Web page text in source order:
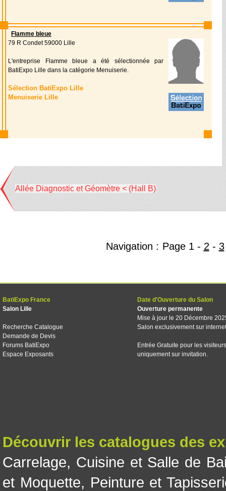
Flamme bleue
79 R Condet 59000 Lille
L'entreprise Flamme bleue a été sélectionnée par
BatiExpo Lille dans la catégorie Menuiserie.
Sélection BatiExpo Lille
Menuiserie Lille
Allée Diagnostic et Géomètre < (Hall B)
Navigation : Page 1 - 2 - 3
BatiExpo France
Salon Lille
Recherche Catalogue
Demande de Devis
Forums BatiExpo
Espace Exposants
Date d'Ouverture du Salon
Ouverture permanente
Mise à jour le 20 Décembre
Salon exclusivement sur internet
Entrée Gratuite pour les visiteurs
uniquement sur invitation.
Découvrir les catalogues des
Carrelage, Cuisine et Salle de
et Moquette, Peinture et